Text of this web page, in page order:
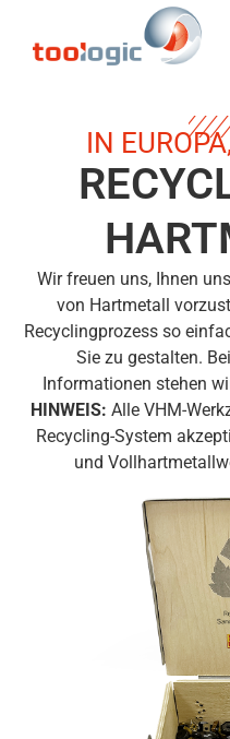
IN
Wir freuen uns, Ihnen
von Hartmetall
Recyclingprozess so
Sie zu gestalten.
Informationen stehen
HINWEIS: Alle VHM-
Recycling-System
und